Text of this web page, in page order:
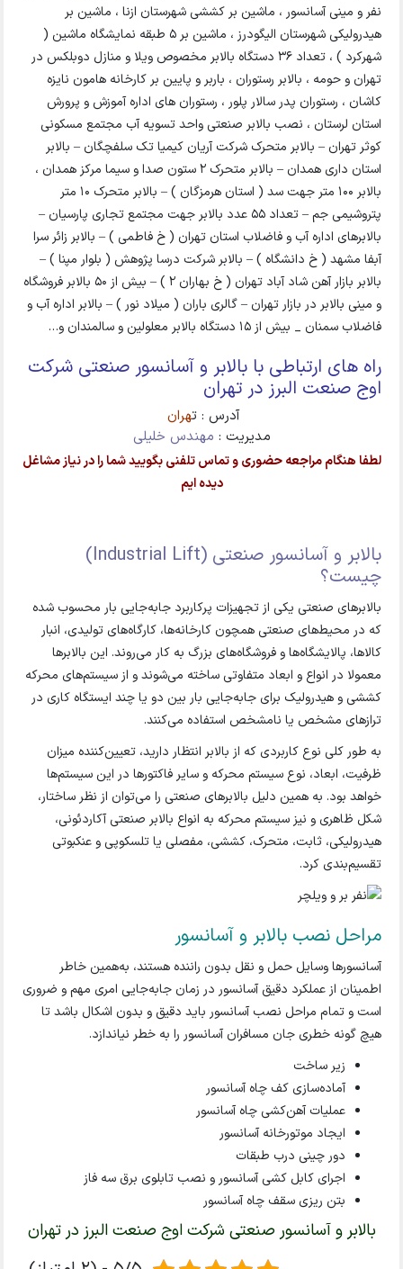
نفر و مینی آسانسور ، ماشین بر کششی شهرستان ازنا ، ماشین بر
هیدرولیکی شهرستان الیگودرز ، ماشین بر 5 طبقه نمایشگاه ماشین (
شهرکرد ) ، تعداد 36 دستگاه بالابر مخصوص ویلا و منازل دوبلکس در
تهران و حومه ، بالابر رستوران ، باربر و پایین بر کارخانه هامون نایزه
کاشان ، رستوران پدر سالار پلور ، رستوران های اداره آموزش و پرورش
استان لرستان ، نصب بالابر صنعتی واحد تسویه آب مجتمع مسکونی
کوثر تهران – بالابر متحرک شرکت آریان کیمیا تک سلفچگان – بالابر
استان داری همدان – بالابر متحرک 2 ستون صدا و سیما مرکز همدان ،
بالابر 100 متر جهت سد ( استان هرمزگان ) – بالابر متحرک 10 متر
پتروشیمی جم – تعداد 55 عدد بالابر جهت مجتمع تجاری پارسیان –
بالابرهای اداره آب و فاضلاب استان تهران ( خ فاطمی ) – بالابر زائر سرا
آبفا مشهد ( خ دانشگاه ) – بالابر شرکت درسا پژوهش ( بلوار مپنا ) –
بالابر بازار آهن شاد آباد تهران ( خ بهاران 2 ) – بیش از 50 بالابر فروشگاه
و مینی بالابر در بازار تهران – گالری باران ( میلاد نور ) – بالابر اداره آب و
فاضلاب سمنان _ بیش از 15 دستگاه بالابر معلولین و سالمندان و…
راه های ارتباطی با بالابر و آسانسور صنعتی شرکت
اوج صنعت البرز در تهران
آدرس : تهران
مدیریت : مهندس خلیلی
لطفا هنگام مراجعه حضوری و تماس تلفنی بگویید شما را در نیاز مشاغل
دیده ایم
بالابر و آسانسور صنعتی (Industrial Lift)
چیست؟
بالابرهای صنعتی یکی از تجهیزات پرکاربرد جابه‌جایی بار محسوب شده
که در محیط‌های صنعتی همچون کارخانه‌ها، کارگاه‌های تولیدی، انبار
کالاها، پالایشگاه‌ها و فروشگاه‌های بزرگ به کار می‌روند. این بالابرها
معمولا در انواع و ابعاد متفاوتی ساخته می‌شوند و از سیستم‌های محرکه
کششی و هیدرولیک برای جابه‌جایی بار بین دو یا چند ایستگاه کاری در
ترازهای مشخص یا نامشخص استفاده می‌کنند.
به طور کلی نوع کاربردی که از بالابر انتظار دارید، تعیین‌کننده میزان
ظرفیت، ابعاد، نوع سیستم محرکه و سایر فاکتورها در این سیستم‌ها
خواهد بود. به همین دلیل بالابرهای صنعتی را می‌توان از نظر ساختار،
شکل ظاهری و نیز سیستم محرکه به انواع بالابر صنعتی آکاردئونی،
هیدرولیکی، ثابت، متحرک، کششی، مفصلی یا تلسکوپی و عنکبوتی
تقسیم‌بندی کرد.
مراحل نصب بالابر و آسانسور
آسانسور‌ها وسایل حمل و نقل بدون راننده هستند، به‌همین خاطر
اطمینان از عملکرد دقیق آسانسور در زمان جا‌به‌جایی امری مهم و ضروری
است و تمام مراحل نصب آسانسور باید دقیق و بدون اشکال باشد تا
هیچ گونه خطری جان مسافران آسانسور را به خطر نیاندازد.
زیر ساخت
آماده‌سازی کف چاه آسانسور
عملیات آهن‌کشی چاه آسانسور
ایجاد موتور‌خانه آسانسور
دور چینی درب طبقات
اجرای کابل کشی آسانسور و نصب تابلوی برق سه فاز
بتن ریزی سقف چاه آسانسور
بالابر و آسانسور صنعتی شرکت اوج صنعت البرز در تهران